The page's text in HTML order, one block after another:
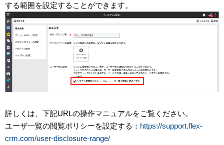
する範囲を設定することができます。
詳しくは、下記URLの操作マニュアルをご覧ください。
ユーザ一覧の閲覧ポリシーを設定する： https://support.flex-
crm.com/user-disclosure-range/